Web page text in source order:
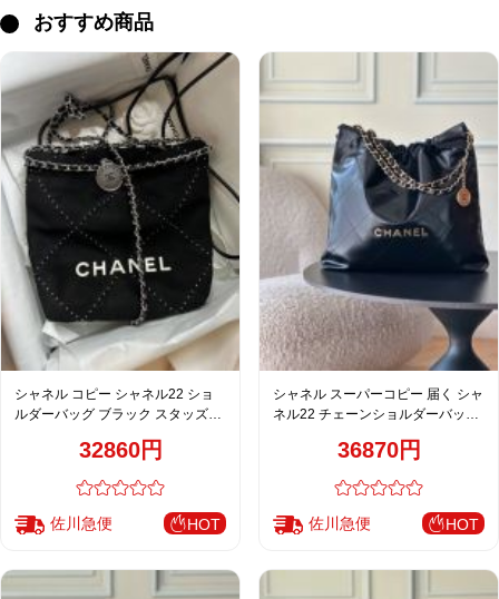
おすすめ商品
シャネル コピー シャネル22 ショ
ルダーバッグ ブラック スタッズキ
32860円
佐川急便 HOT
シャネル スーパーコピー 届く シャ
ネル22 チェーンショルダーバッグ
36870円
佐川急便 HOT